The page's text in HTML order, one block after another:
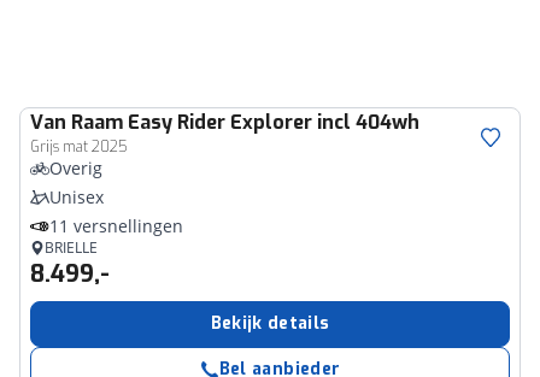
Van Raam Easy Rider Explorer incl 404wh
Grijs mat 2025
Overig
Unisex
11 versnellingen
BRIELLE
8.499,-
Bekijk details
Bel aanbieder